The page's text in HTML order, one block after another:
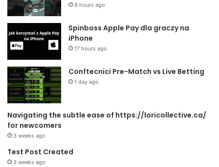
8 hours ago
Spinboss Apple Pay dla graczy na
iPhone
17 hours ago
Conftecnici Pre-Match vs Live Betting
1 day ago
Navigating the subtle ease of https://loricollective.ca/
for newcomers
3 weeks ago
Test Post Created
3 weeks ago